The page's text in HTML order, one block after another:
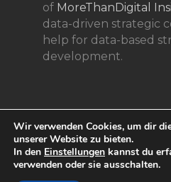
of MoreThanDigital
data-driven strategic
help for data-based
development.
Wir verwenden Cookies, um dir
unserer Website zu bieten.
In den Einstellungen kannst du
verwenden oder sie ausschalten.